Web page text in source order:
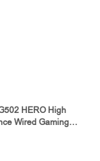
HERO High
Wired Gaming